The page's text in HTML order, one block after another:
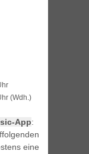
(Wdh.)
App:
eine